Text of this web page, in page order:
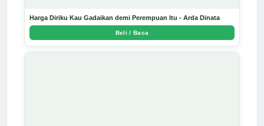
Harga Diriku Kau Gadaikan demi Perempuan Itu - Arda Dinata
Beli / Baca